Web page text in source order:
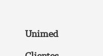
Unimed